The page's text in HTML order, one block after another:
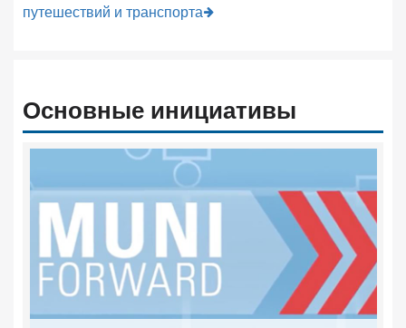
путешествий и транспорта
Основные инициативы